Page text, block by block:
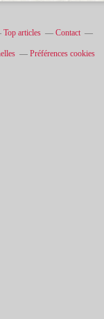
Top articles Contact
Préférences cookies